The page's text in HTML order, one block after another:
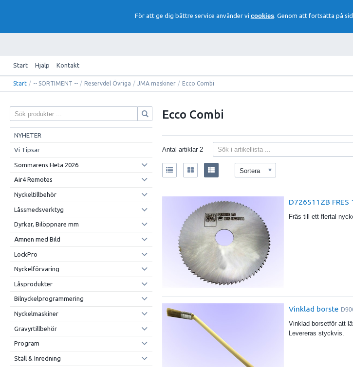
För att ge dig bättre service använder vi cookies. Genom att fortsätta på
Start Hjälp Kontakt
Start / -- SORTIMENT -- / Reservdel Övriga / JMA maskiner / Ecco Combi
NYHETER
Vi Tipsar
Sommarens Heta 2026
Air4 Remotes
Nyckeltillbehör
Låssmedsverktyg
Dyrkar, Bilöppnare mm
Ämnen med Bild
LockPro
Nyckelförvaring
Låsprodukter
Bilnyckelprogrammering
Nyckelmaskiner
Gravyrtillbehör
Program
Ställ & Inredning
Ecco Combi
Antal artiklar 2
Sortera
D726511ZB FRES
Fräs till ett flertal
Vinklad borste
Vinklad borsetför att
Levereras styckvis.